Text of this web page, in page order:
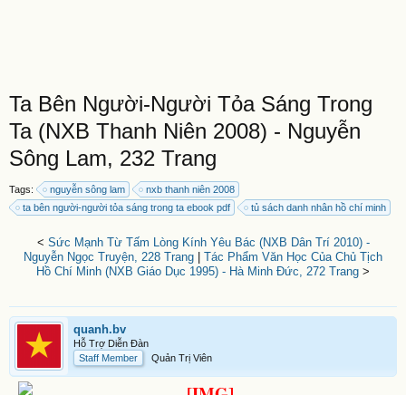
Ta Bên Người-Người Tỏa Sáng Trong
Ta (NXB Thanh Niên 2008) - Nguyễn
Sông Lam, 232 Trang
Tags: nguyễn sông lam
nxb thanh niên 2008
ta bên người-người tỏa sáng trong ta ebook pdf
tủ sách danh nhân hồ chí minh
< Sức Mạnh Từ Tấm Lòng Kính Yêu Bác (NXB Dân Trí 2010) -
Nguyễn Ngọc Truyện, 228 Trang
Tác Phẩm Văn Học Của Chủ Tịch
Hồ Chí Minh (NXB Giáo Dục 1995) - Hà Minh Đức, 272 Trang >
quanh.bv
Hỗ Trợ Diễn Đàn
Staff Member
Quản Trị Viên